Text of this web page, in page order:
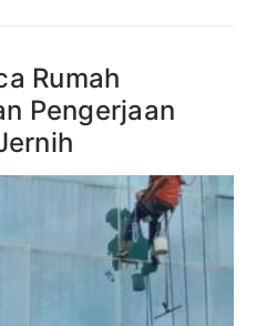
Rumah
Pengerjaan